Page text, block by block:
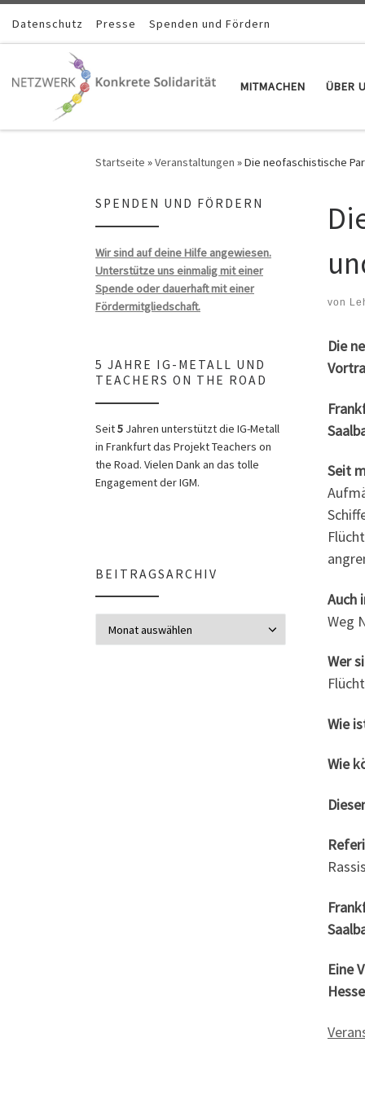
Zum Inhalt springen
Datenschutz Presse Spenden und Fördern
MITMACHEN ÜBER
Startseite »Veranstaltungen »Die neofaschistische
von
Die
Seit
Auch
Weg
Wer
Wie
Wie
Eine
SPENDEN UND FÖRDERN
Wir sind auf deine Hilfe angewiesen.
Unterstütze uns einmalig mit einer
Spende oder dauerhaft mit einer
Fördermitgliedschaft.
5 JAHRE IG-METALL UND
TEACHERS ON THE ROAD
Seit5 Jahren unterstützt die IG-Metall
in Frankfurt das Projekt Teachers on
the Road. Vielen Dank an das tolle
Engagement der IGM.
BEITRAGSARCHIV